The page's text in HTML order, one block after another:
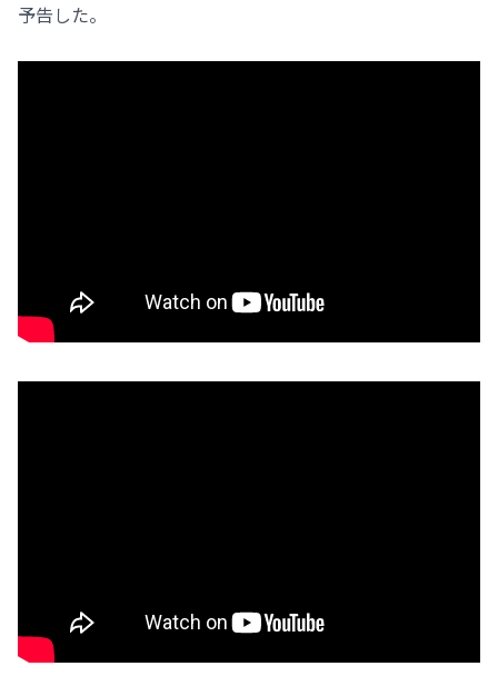
予告した。